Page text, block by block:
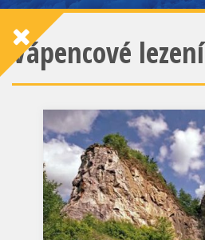
Vápencové lezení